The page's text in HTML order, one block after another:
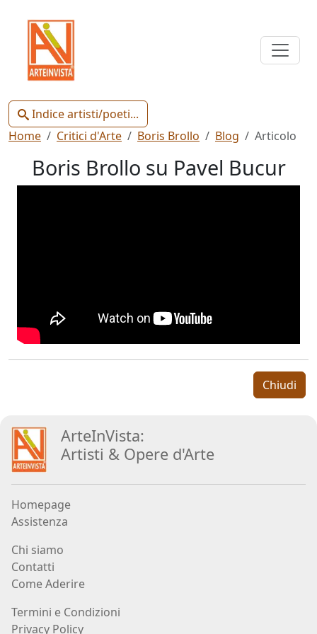
Indice artisti/poeti...
Indice
Artisti
Poeti
Gianluca
Aiolo
Ajello)
Paolo
Avanzi
Andrés
Elisabetta
Home Critici d'Arte Boris Brollo Blog Articolo
Boris Brollo su Pavel Bucur
Chiudi
ArteInVista:
Artisti & Opere d'Arte
Homepage
Assistenza
Chi siamo
Contatti
Come Aderire
Termini e Condizioni
Privacy Policy